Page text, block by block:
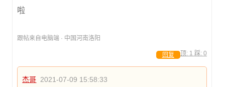
啦
跟帖来自电脑端 · 中国河南洛阳
顶: 1 踩: 0
回复
杰哥 2021-07-09 15:58:33